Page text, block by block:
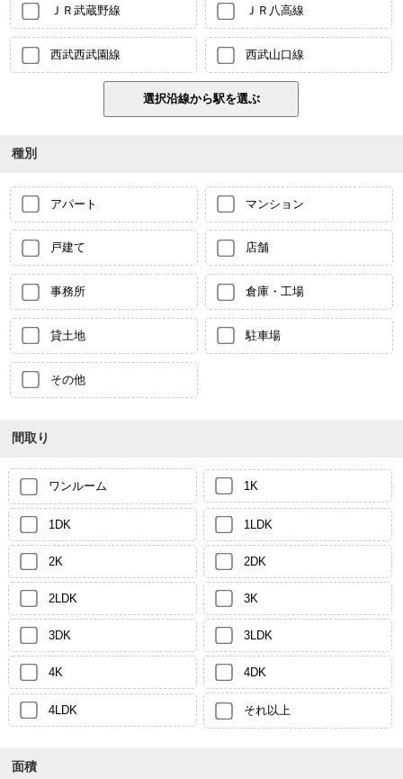
ＪＲ武蔵野線 ＪＲ八高線
西武西武園線 西武山口線
種別
アパート マンション
戸建て 店舗
事務所 倉庫・工場
貸土地 駐車場
その他
間取り
ワンルーム 1K
1DK 1LDK
2K 2DK
2LDK 3K
3DK 3LDK
4K 4DK
4LDK それ以上
面積